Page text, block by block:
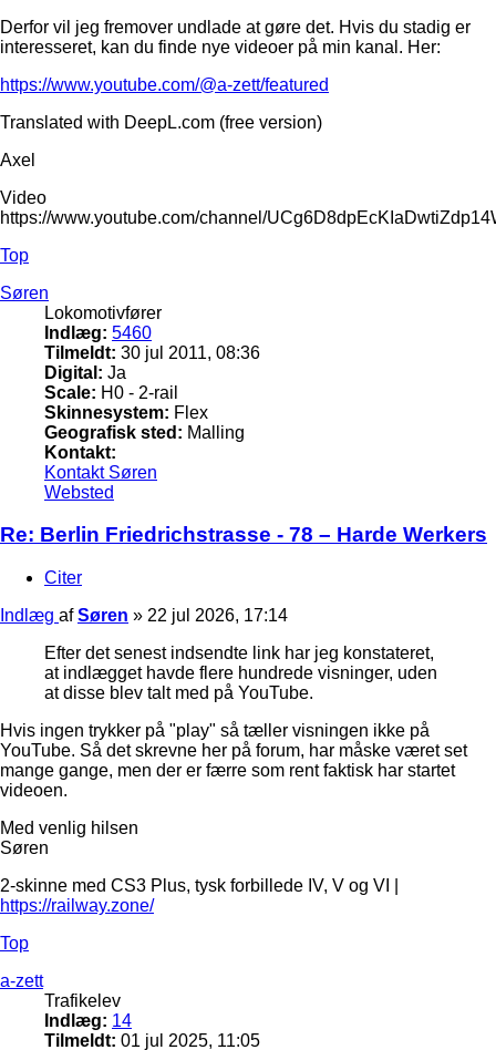
Derfor vil jeg fremover undlade at gøre det. Hvis du stadig er
interesseret, kan du finde nye videoer på min kanal. Her:
https://www.youtube.com/@a-zett/featured
Translated with DeepL.com (free version)
Axel
Video
https://www.youtube.com/channel/
Top
Søren
Lokomotivfører
Indlæg: 5460
Tilmeldt: 30 jul 2011, 08:36
Digital: Ja
Scale: H0 - 2-rail
Skinnesystem: Flex
Geografisk sted: Malling
Kontakt:
Kontakt Søren
Websted
Re: Berlin Friedrichstrasse - 78 – Harde Werkers
Citer
Indlæg afSøren » 22 jul 2026, 17:14
Efter det senest indsendte link har jeg konstateret,
at indlægget havde flere hundrede visninger, uden
at disse blev talt med på YouTube.
Hvis ingen trykker på "play" så tæller visningen ikke på
YouTube. Så det skrevne her på forum, har måske været set
mange gange, men der er færre som rent faktisk har startet
videoen.
Med venlig hilsen
Søren
2-skinne med CS3 Plus, tysk forbillede IV, V og VI |
https://railway.zone/
Top
a-zett
Trafikelev
Indlæg: 14
Tilmeldt: 01 jul 2025, 11:05